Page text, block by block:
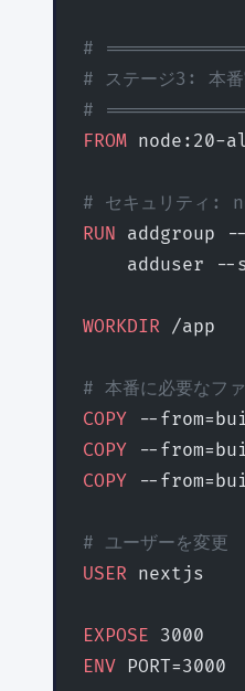
#
# ステージ3: 本番
#
FROM node:20-
# セキュリティ:
RUN addgroup
adduser --
WORKDIR /app
# 本番に必要なフ
COPY --
COPY --
COPY --
# ユーザーを変更
USER nextjs
EXPOSE 3000
ENV PORT=3000